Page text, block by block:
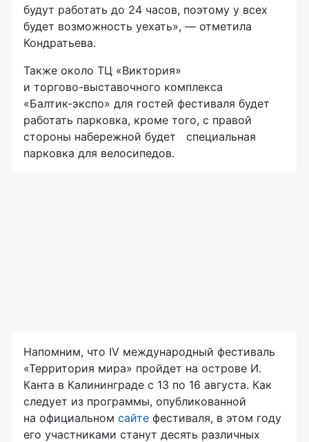
будут работать до 24 часов, поэтому у всех
будет возможность уехать», — отметила
Кондратьева.
Также около ТЦ «Виктория»
и торгово-выставочного комплекса
«Балтик-экспо» для гостей фестиваля будет
работать парковка, кроме того, с правой
стороны набережной будет специальная
парковка для велосипедов.
Напомним, что IV международный фестиваль
«Территория мира» пройдет на острове И.
Канта в Калининграде с 13 по 16 августа. Как
следует из программы, опубликованной
на официальном сайте фестиваля, в этом году
его участниками станут десять различных